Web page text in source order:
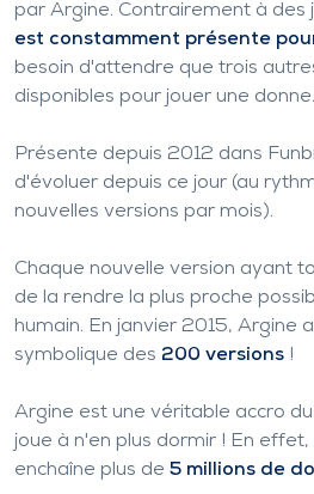
par Argine. Contrairement à des
est constamment présente
besoin d'attendre que trois
disponibles pour jouer une donne.
Présente depuis 2012 dans
d'évoluer depuis ce jour (au
nouvelles versions par mois).
Chaque nouvelle version ayant
de la rendre la plus proche
humain. En janvier 2015, Argine
symbolique des 200 versions !
Argine est une véritable accro du
joue à n'en plus dormir ! En effet,
enchaîne plus de 5 millions de